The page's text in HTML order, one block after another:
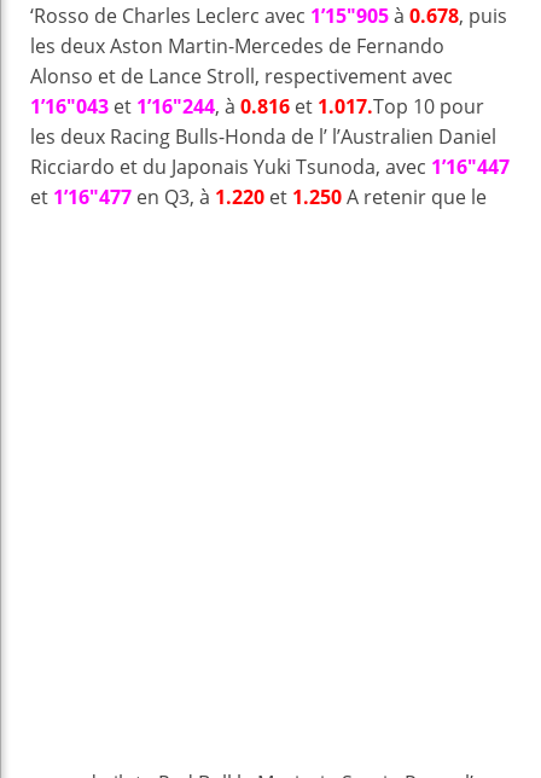
‘Rosso de Charles Leclerc avec 1’15″905à 0.678, puis
les deux Aston Martin-Mercedes de Fernando
Alonso et de Lance Stroll, respectivement avec
1’16″043 et 1’16″244, à 0.816 et 1.017.Top 10 pour
les deux Racing Bulls-Honda de l’ l’Australien Daniel
Ricciardo et du Japonais Yuki Tsunoda, avec 1’16″447
et 1’16″477 en Q3, à 1.220 et 1.250A retenir que le